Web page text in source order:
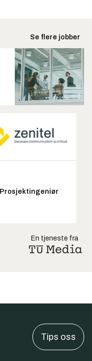
Se flere jobber
Prosjektingeniør
En tjeneste fra
Tips oss